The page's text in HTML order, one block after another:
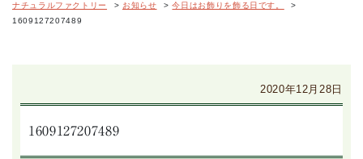
ナチュラルファクトリー > お知らせ >今日はお飾りを飾る日です。
>
1609127207489
2020年12月28日
1609127207489